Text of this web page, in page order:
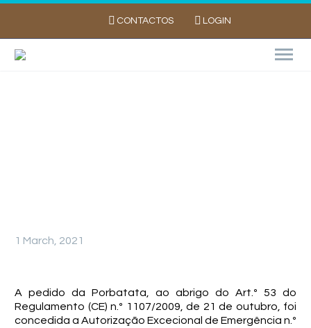
CONTACTOS LOGIN
1 March, 2021
A pedido da Porbatata, ao abrigo do Art.º 53 do
Regulamento (CE) n.º 1107/2009, de 21 de outubro, foi
concedida a Autorização Excecional de Emergência n.º